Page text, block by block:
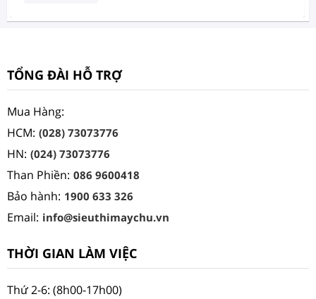
TỔNG ĐÀI HỖ TRỢ
Mua Hàng:
HCM: (028) 73073776
HN: (024) 73073776
Than Phiền: 086 9600418
Bảo hành: 1900 633 326
Email: info@sieuthimaychu.vn
THỜI GIAN LÀM VIỆC
Thứ 2-6: (8h00-17h00)